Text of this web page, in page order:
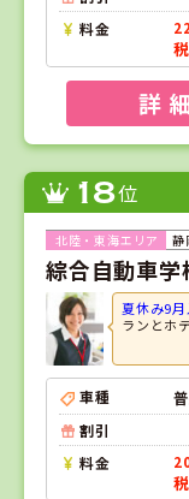
料金
詳 細
18位
静
綜合自動車学
夏休み9月
ランとホ
車種
割引
料金